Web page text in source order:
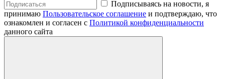
Подписываясь на новости, я
принимаю Пользовательское соглашение и подтверждаю, что
ознакомлен и согласен с Политикой конфиденциальности
данного сайта